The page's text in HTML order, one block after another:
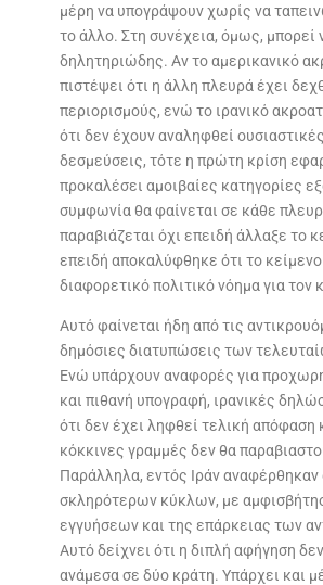
μέρη να υπογράψουν χωρίς να
το άλλο. Στη συνέχεια, όμως, μπορεί
δηλητηριώδης. Αν το αμερικανικό
πιστέψει ότι η άλλη πλευρά έχει
περιορισμούς, ενώ το ιρανικό
ότι δεν έχουν αναληφθεί
δεσμεύσεις, τότε η πρώτη κρίση
προκαλέσει αμοιβαίες κατηγορίες
συμφωνία θα φαίνεται σε κάθε
παραβιάζεται όχι επειδή άλλαξε το
επειδή αποκαλύφθηκε ότι το κείμενο
διαφορετικό πολιτικό νόημα για τον
Αυτό φαίνεται ήδη από τις
δημόσιες διατυπώσεις των
Ενώ υπάρχουν αναφορές για
και πιθανή υπογραφή, ιρανικές
ότι δεν έχει ληφθεί τελική απόφαση
κόκκινες γραμμές δεν θα
Παράλληλα, εντός Ιράν αναφέρθηκαν
σκληρότερων κύκλων, με
εγγυήσεων και της επάρκειας των
Αυτό δείχνει ότι η διπλή αφήγηση
ανάμεσα σε δύο κράτη. Υπάρχει και